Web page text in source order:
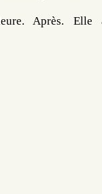
Après. Elle